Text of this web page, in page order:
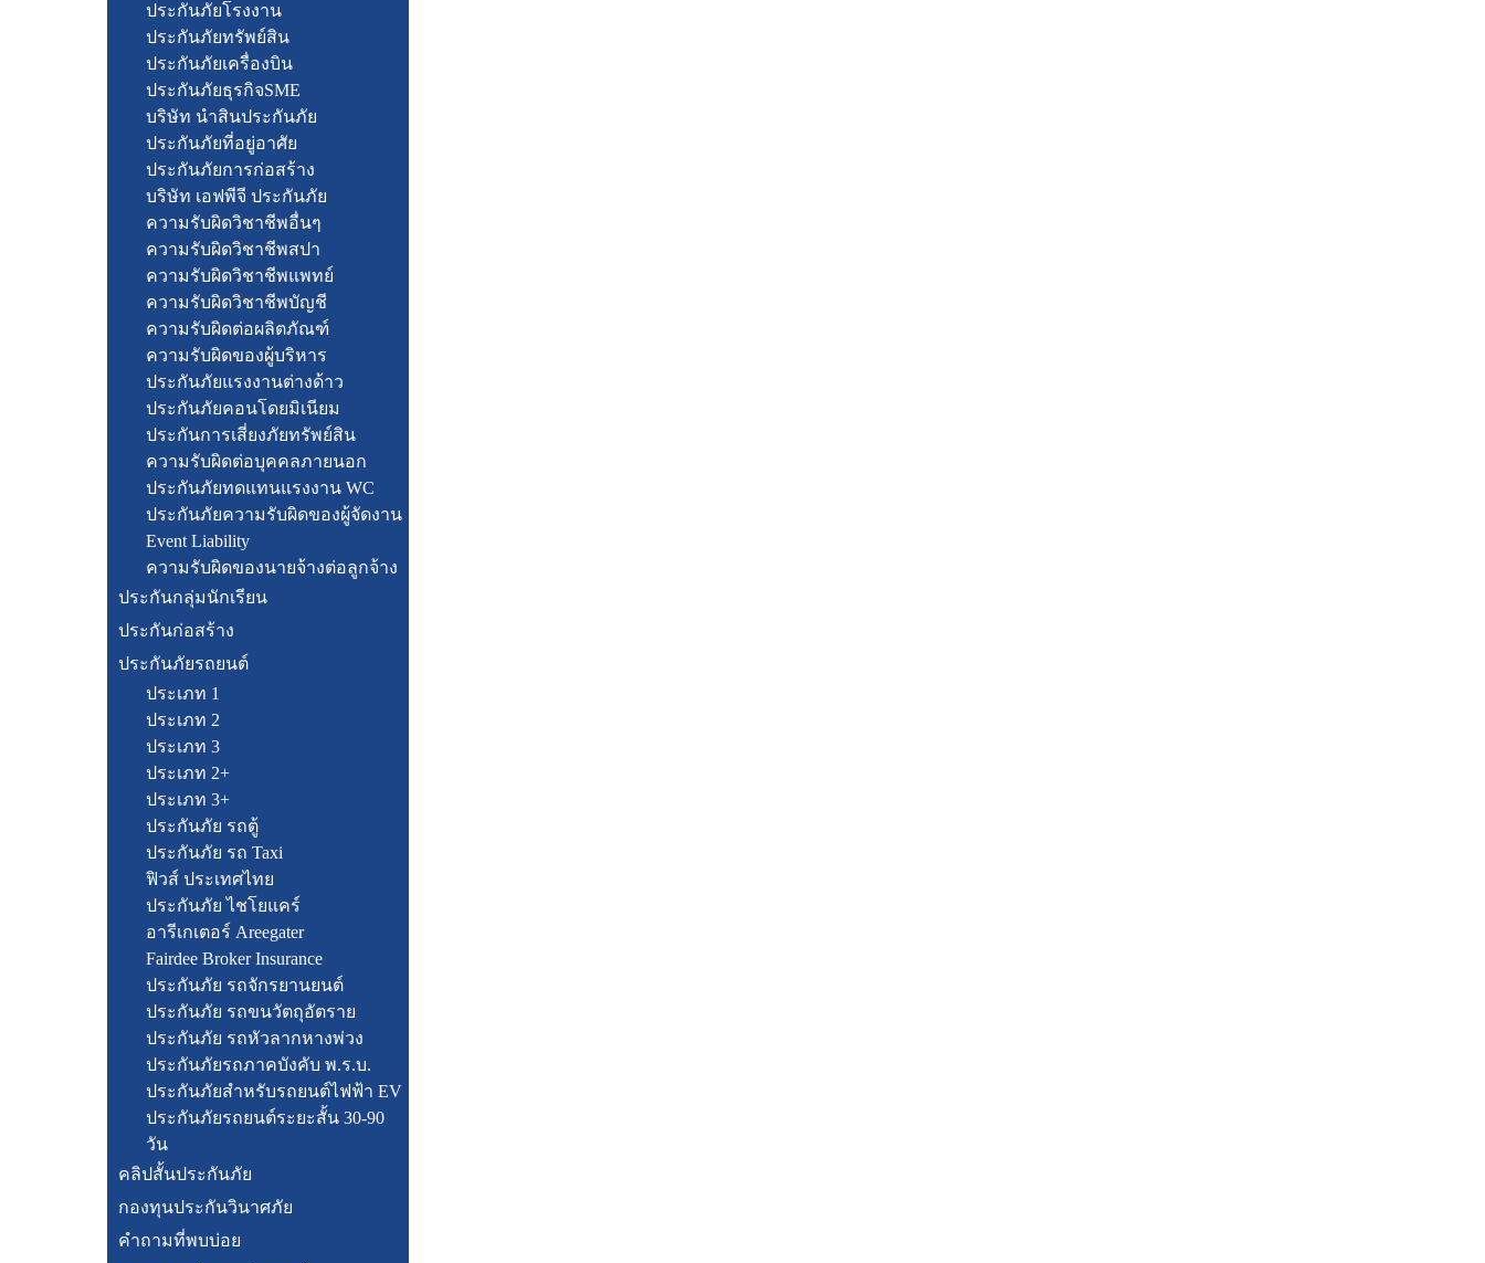
ประกันภัยโรงงาน
ประกันภัยทรัพย์สิน
ประกันภัยเครื่องบิน
ประกันภัยธุรกิจSME
บริษัท นำสินประกันภัย
ประกันภัยที่อยู่อาศัย
ประกันภัยการก่อสร้าง
บริษัท เอฟพีจี ประกันภัย
ความรับผิดวิชาชีพอื่นๆ
ความรับผิดวิชาชีพสปา
ความรับผิดวิชาชีพแพทย์
ความรับผิดวิชาชีพบัญชี
ความรับผิดต่อผลิตภัณฑ์
ความรับผิดของผู้บริหาร
ประกันภัยแรงงานต่างด้าว
ประกันภัยคอนโดยมิเนียม
ประกันการเสี่ยงภัยทรัพย์สิน
ความรับผิดต่อบุคคลภายนอก
ประกันภัยทดแทนแรงงาน WC
ประกันภัยความรับผิดของผู้จัดงาน
Event Liability
ความรับผิดของนายจ้างต่อลูกจ้าง
ประกันกลุ่มนักเรียน
ประกันก่อสร้าง
ประกันภัยรถยนต์
ประเภท 1
ประเภท 2
ประเภท 3
ประเภท 2+
ประเภท 3+
ประกันภัย รถตู้
ประกันภัย รถ Taxi
ฟิวส์ ประเทศไทย
ประกันภัย ไชโยแคร์
อารีเกเตอร์ Areegater
Fairdee Broker Insurance
ประกันภัย รถจักรยานยนต์
ประกันภัย รถขนวัตถุอัตราย
ประกันภัย รถหัวลากหางพ่วง
ประกันภัยรถภาคบังคับ พ.ร.บ.
ประกันภัยสำหรับรถยนต์ไฟฟ้า EV
ประกันภัยรถยนต์ระยะสั้น 30-90
วัน
คลิปสั้นประกันภัย
กองทุนประกันวินาศภัย
คำถามที่พบบ่อย